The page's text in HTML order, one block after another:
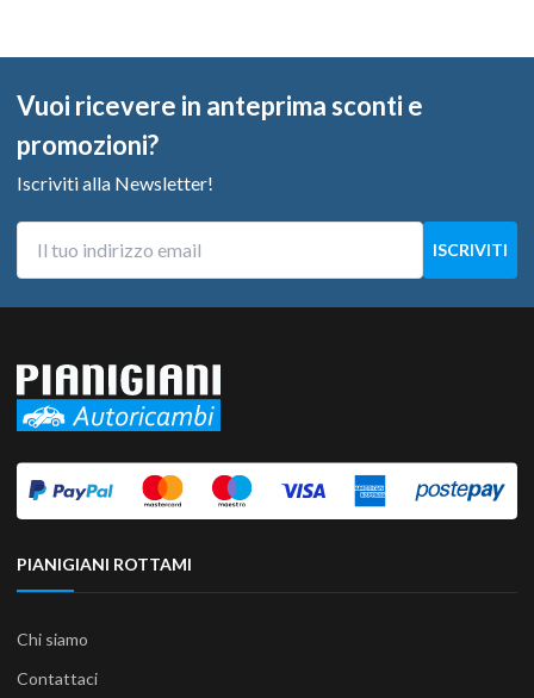
Vuoi ricevere in anteprima sconti e
promozioni?
Iscriviti alla Newsletter!
PIANIGIANI ROTTAMI
Chi siamo
Contattaci